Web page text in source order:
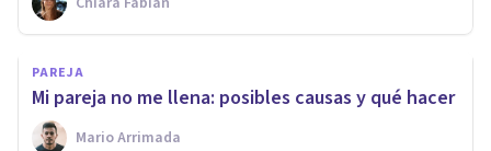
PAREJA
Mi pareja no me llena: posibles causas y qué hacer
Mario Arrimada
PAREJA
En pareja: ¿Persigues o evitas?